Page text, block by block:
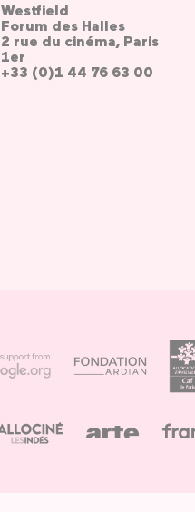
Westfield
Forum des Halles
2 rue du cinéma, Paris
1er
+33 (0)1 44 76 63 00